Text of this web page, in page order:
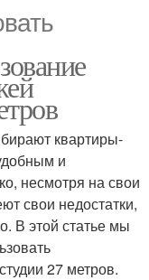
квартиры-
и
несмотря на свои
свои недостатки,
В этой статье мы
27 метров.